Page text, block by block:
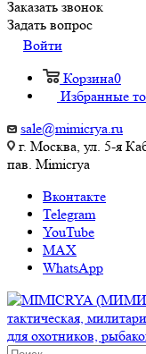
Заказать звонок
Задать вопрос
Войти
Корзина0
Избранные
sale@mimicrya.ru
г. Москва, ул. 5-я
пав. Mimicrya
Вконтакте
Telegram
YouTube
MAX
WhatsApp